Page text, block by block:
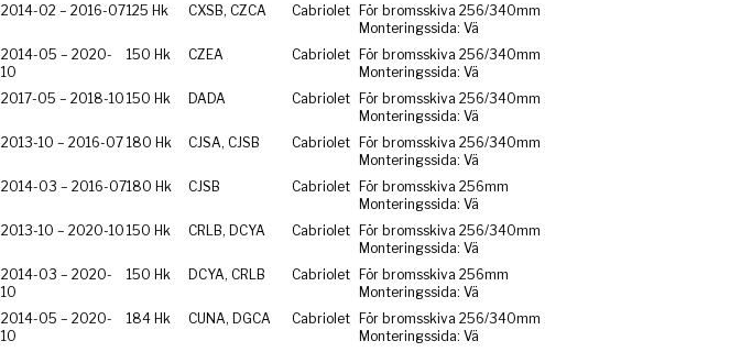
2014-02 – 2016-07125 Hk CXSB, CZCA Cabriolet
För bromsskiva 256/340mm
Monteringssida: Vä
2014-05 – 2020-
10
150 Hk CZEA Cabriolet
För bromsskiva 256/340mm
Monteringssida: Vä
2017-05 – 2018-10 150 Hk DADA Cabriolet
För bromsskiva 256/340mm
Monteringssida: Vä
2013-10 – 2016-07 180 Hk CJSA, CJSB Cabriolet
För bromsskiva 256/340mm
Monteringssida: Vä
2014-03 – 2016-07180 Hk CJSB Cabriolet
För bromsskiva 256mm
Monteringssida: Vä
2013-10 – 2020-10 150 Hk CRLB, DCYA Cabriolet
För bromsskiva 256/340mm
Monteringssida: Vä
2014-03 – 2020-
10
150 Hk DCYA, CRLB Cabriolet
För bromsskiva 256mm
Monteringssida: Vä
2014-05 – 2020-
10
184 Hk CUNA, DGCA Cabriolet
För bromsskiva 256/340mm
Monteringssida: Vä